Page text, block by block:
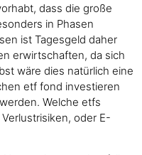
dass die große
in Phasen
ist Tagesgeld daher
erwirtschaften, da sich
wäre dies natürlich eine
etf fond investieren
Welche etfs
oder E-